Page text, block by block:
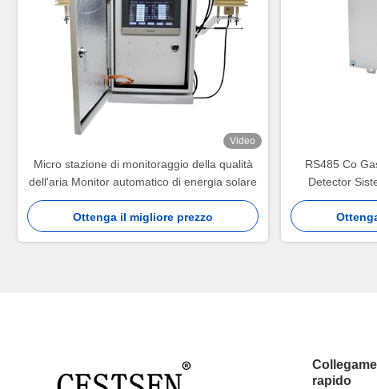
Video
Micro stazione di monitoraggio della qualità
dell'aria Monitor automatico di energia solare
Ottenga il migliore prezzo
RS485 Co
Detector
rapido